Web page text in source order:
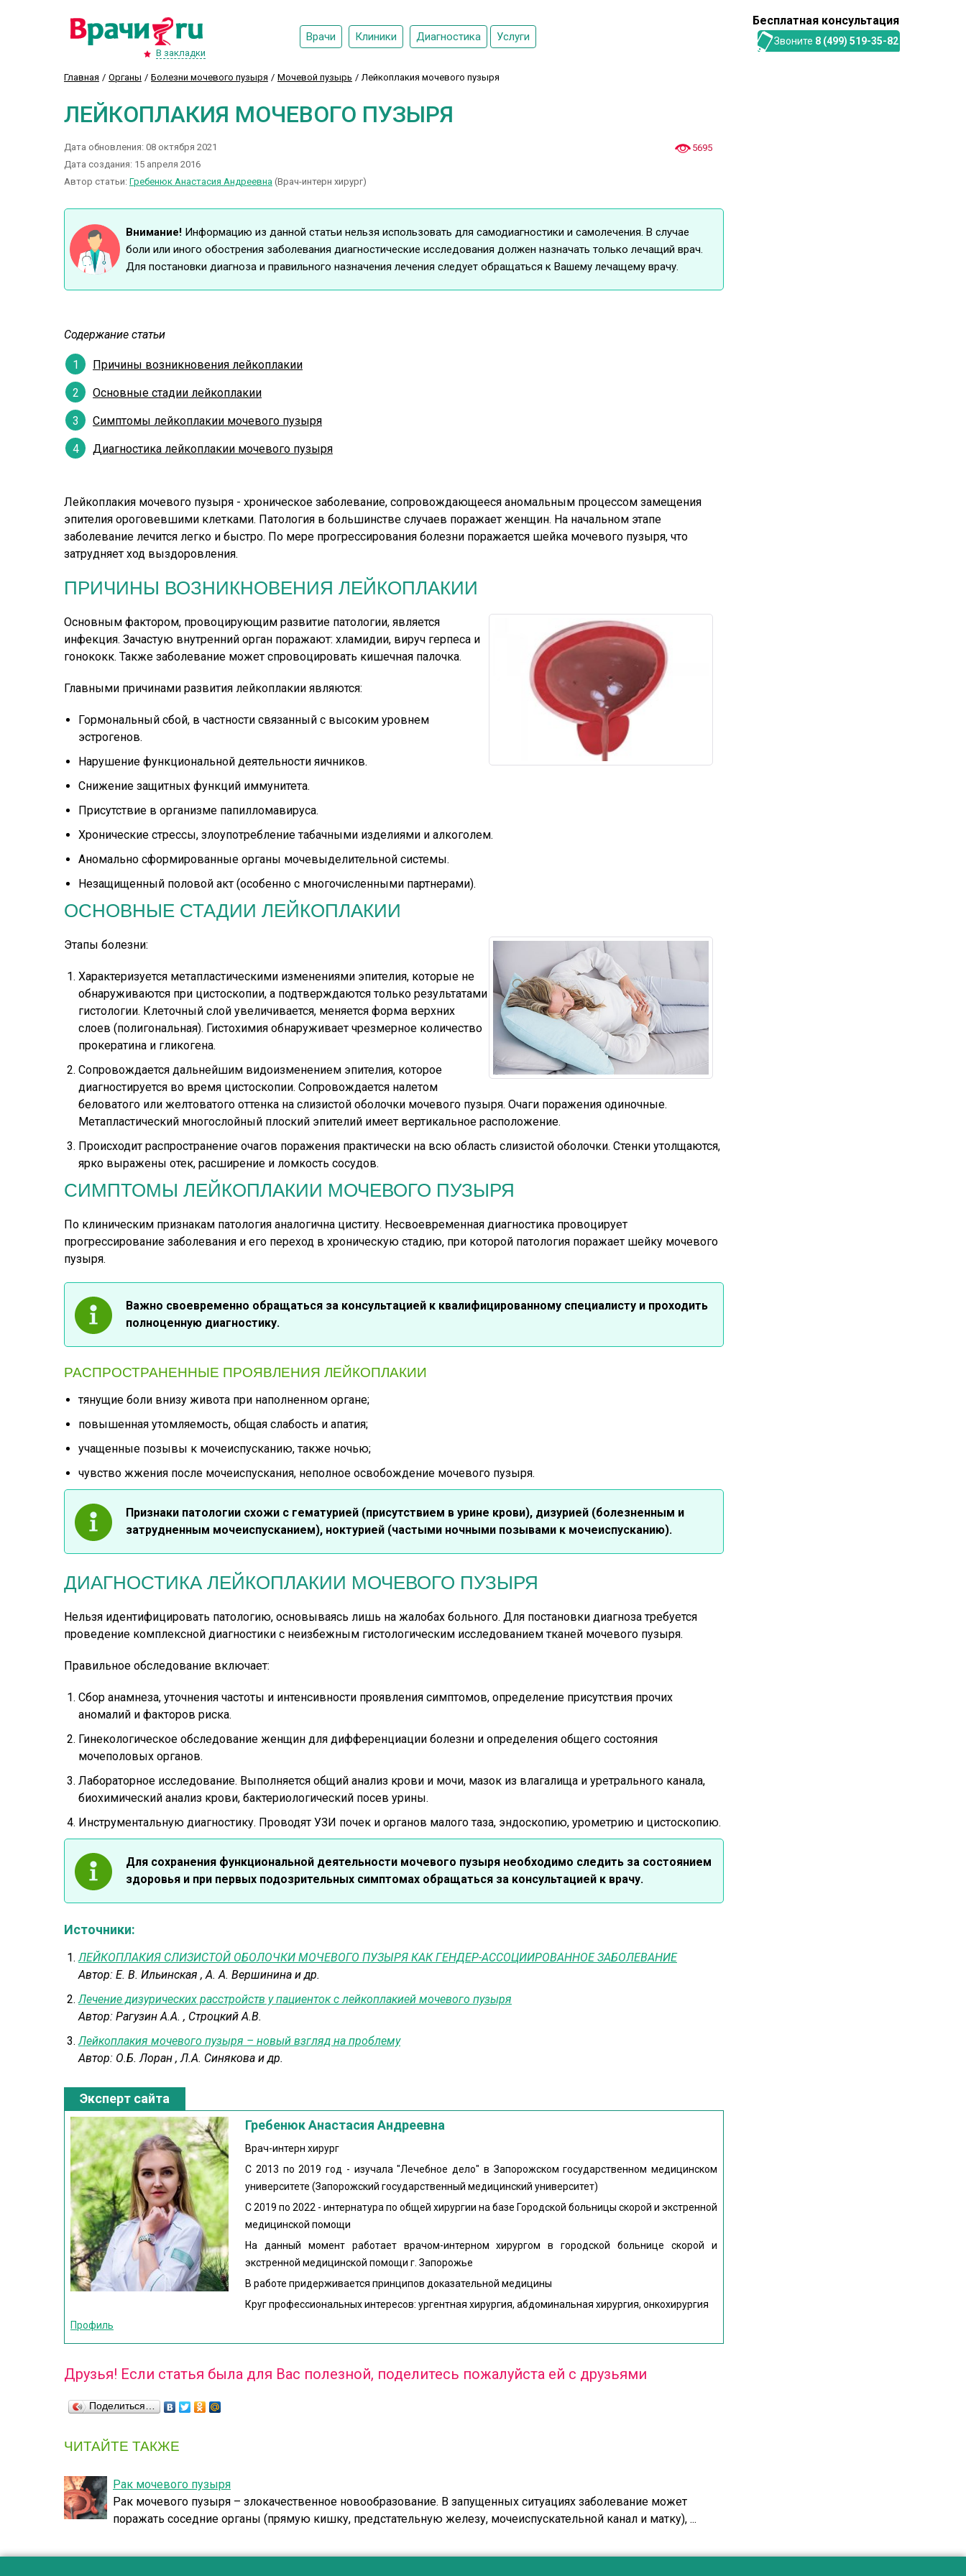
В закладки
Врачи Клиники Диагностика Услуги
Бесплатная консультация
Звоните 8 (499) 519-35-82
Главная Органы Болезни мочевого пузыря Мочевой пузырь Лейкоплакия мочевого пузыря
ЛЕЙКОПЛАКИЯ МОЧЕВОГО ПУЗЫРЯ
5695
Дата обновления: 08 октября 2021
Дата создания: 15 апреля 2016
Автор статьи: Гребенюк Анастасия Андреевна (Врач-интерн хирург)
Внимание! Информацию из данной статьи нельзя использовать для самодиагностики и самолечения. В случае
боли или иного обострения заболевания диагностические исследования должен назначать только лечащий врач.
Для постановки диагноза и правильного назначения лечения следует обращаться к Вашему лечащему врачу.
Содержание статьи
Причины возникновения лейкоплакии
Основные стадии лейкоплакии
Симптомы лейкоплакии мочевого пузыря
Диагностика лейкоплакии мочевого пузыря
Лейкоплакия мочевого пузыря - хроническое заболевание, сопровождающееся аномальным процессом замещения
эпителия ороговевшими клетками. Патология в большинстве случаев поражает женщин. На начальном этапе
заболевание лечится легко и быстро. По мере прогрессирования болезни поражается шейка мочевого пузыря, что
затрудняет ход выздоровления.
ПРИЧИНЫ ВОЗНИКНОВЕНИЯ ЛЕЙКОПЛАКИИ
Основным фактором, провоцирующим развитие патологии, является
инфекция. Зачастую внутренний орган поражают: хламидии, вируч герпеса и
гонококк. Также заболевание может спровоцировать кишечная палочка.
Главными причинами развития лейкоплакии являются:
Гормональный сбой, в частности связанный с высоким уровнем
эстрогенов.
Нарушение функциональной деятельности яичников.
Снижение защитных функций иммунитета.
Присутствие в организме папилломавируса.
Хронические стрессы, злоупотребление табачными изделиями и алкоголем.
Аномально сформированные органы мочевыделительной системы.
Незащищенный половой акт (особенно с многочисленными партнерами).
ОСНОВНЫЕ СТАДИИ ЛЕЙКОПЛАКИИ
Этапы болезни:
Характеризуется метапластическими изменениями эпителия, которые не
обнаруживаются при цистоскопии, а подтверждаются только результатами
гистологии. Клеточный слой увеличивается, меняется форма верхних
слоев (полигональная). Гистохимия обнаруживает чрезмерное количество
прокератина и гликогена.
Сопровождается дальнейшим видоизменением эпителия, которое
диагностируется во время цистоскопии. Сопровождается налетом
беловатого или желтоватого оттенка на слизистой оболочки мочевого пузыря. Очаги поражения одиночные.
Метапластический многослойный плоский эпителий имеет вертикальное расположение.
Происходит распространение очагов поражения практически на всю область слизистой оболочки. Стенки утолщаются,
ярко выражены отек, расширение и ломкость сосудов.
СИМПТОМЫ ЛЕЙКОПЛАКИИ МОЧЕВОГО ПУЗЫРЯ
По клиническим признакам патология аналогична циститу. Несвоевременная диагностика провоцирует
прогрессирование заболевания и его переход в хроническую стадию, при которой патология поражает шейку мочевого
пузыря.
Важно своевременно обращаться за консультацией к квалифицированному специалисту и проходить
полноценную диагностику.
РАСПРОСТРАНЕННЫЕ ПРОЯВЛЕНИЯ ЛЕЙКОПЛАКИИ
тянущие боли внизу живота при наполненном органе;
повышенная утомляемость, общая слабость и апатия;
учащенные позывы к мочеиспусканию, также ночью;
чувство жжения после мочеиспускания, неполное освобождение мочевого пузыря.
Признаки патологии схожи с гематурией (присутствием в урине крови), дизурией (болезненным и
затрудненным мочеиспусканием), ноктурией (частыми ночными позывами к мочеиспусканию).
ДИАГНОСТИКА ЛЕЙКОПЛАКИИ МОЧЕВОГО ПУЗЫРЯ
Нельзя идентифицировать патологию, основываясь лишь на жалобах больного. Для постановки диагноза требуется
проведение комплексной диагностики с неизбежным гистологическим исследованием тканей мочевого пузыря.
Правильное обследование включает:
Сбор анамнеза, уточнения частоты и интенсивности проявления симптомов, определение присутствия прочих
аномалий и факторов риска.
Гинекологическое обследование женщин для дифференциации болезни и определения общего состояния
мочеполовых органов.
Лабораторное исследование. Выполняется общий анализ крови и мочи, мазок из влагалища и уретрального канала,
биохимический анализ крови, бактериологический посев урины.
Инструментальную диагностику. Проводят УЗИ почек и органов малого таза, эндоскопию, урометрию и цистоскопию.
Для сохранения функциональной деятельности мочевого пузыря необходимо следить за состоянием
здоровья и при первых подозрительных симптомах обращаться за консультацией к врачу.
Источники:
ЛЕЙКОПЛАКИЯ СЛИЗИСТОЙ ОБОЛОЧКИ МОЧЕВОГО ПУЗЫРЯ КАК ГЕНДЕР-АССОЦИИРОВАННОЕ ЗАБОЛЕВАНИЕ
Автор: Е. В. Ильинская ,А. А. Вершинина и др.
Лечение дизурических расстройств у пациенток с лейкоплакией мочевого пузыря
Автор: Рагузин А.А. , Строцкий А.В.
Лейкоплакия мочевого пузыря – новый взгляд на проблему
Автор: О.Б. Лоран ,Л.А. Синякова и др.
Эксперт сайта
Гребенюк Анастасия Андреевна
Врач-интерн хирург
С 2013 по 2019 год - изучала "Лечебное дело" в Запорожском государственном медицинском
университете (Запорожский государственный медицинский университет)
С 2019 по 2022 - интернатура по общей хирургии на базе Городской больницы скорой и экстренной
медицинской помощи
На данный момент работает врачом-интерном хирургом в городской больнице скорой и
экстренной медицинской помощи г. Запорожье
В работе придерживается принципов доказательной медицины
Круг профессиональных интересов: ургентная хирургия, абдоминальная хирургия, онкохирургия
Профиль
Друзья! Если статья была для Вас полезной, поделитесь пожалуйста ей с друзьями
Поделиться…
ЧИТАЙТЕ ТАКЖЕ
Рак мочевого пузыря
Рак мочевого пузыря – злокачественное новообразование. В запущенных ситуациях заболевание может
поражать соседние органы (прямую кишку, предстательную железу, мочеиспускательной канал и матку), ...